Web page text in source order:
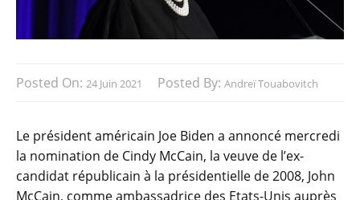
Posted On: 24 Juin 2021 Posted By: Andreï Touabovitch
Le président américain Joe Biden a annoncé mercredi
la nomination de Cindy McCain, la veuve de l’ex-
candidat républicain à la présidentielle de 2008, John
McCain, comme ambassadrice des Etats-Unis auprès